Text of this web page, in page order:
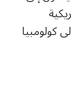
كولومبيا